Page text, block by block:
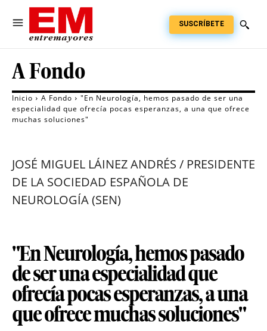
SUSCRÍBETE
A Fondo
Inicio A Fondo
"En Neurología, hemos pasado de ser una
especialidad que ofrecía pocas esperanzas, a una que ofrece
muchas soluciones"
JOSÉ MIGUEL LÁINEZ ANDRÉS / PRESIDENTE
DE LA SOCIEDAD ESPAÑOLA DE
NEUROLOGÍA (SEN)
"En Neurología, hemos pasado
de ser una especialidad que
ofrecía pocas esperanzas, a una
que ofrece muchas soluciones"